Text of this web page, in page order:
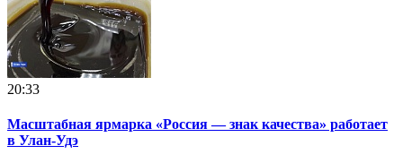
20:33
Масштабная ярмарка «Россия — знак качества» работает
в Улан-Удэ